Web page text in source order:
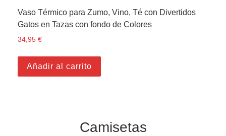
Vaso Térmico para Zumo, Vino, Té con Divertidos
Gatos en Tazas con fondo de Colores
34,95€
Añadir al carrito
Camisetas